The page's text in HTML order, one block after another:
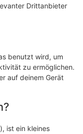
Drittanbieter
benutzt wird, um
zu ermöglichen.
auf deinem Gerät
ist ein kleines